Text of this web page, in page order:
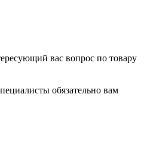
вас вопрос по товару
обязательно вам